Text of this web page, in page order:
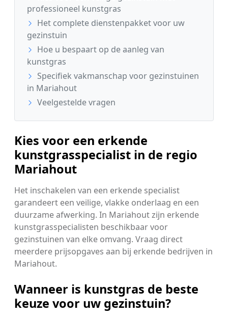
professioneel kunstgras
Het complete dienstenpakket voor uw
gezinstuin
Hoe u bespaart op de aanleg van
kunstgras
Specifiek vakmanschap voor gezinstuinen
in Mariahout
Veelgestelde vragen
Kies voor een erkende
kunstgrasspecialist in de regio
Mariahout
Het inschakelen van een erkende specialist
garandeert een veilige, vlakke onderlaag en een
duurzame afwerking. In Mariahout zijn erkende
kunstgrasspecialisten beschikbaar voor
gezinstuinen van elke omvang. Vraag direct
meerdere prijsopgaves aan bij erkende bedrijven in
Mariahout.
Wanneer is kunstgras de beste
keuze voor uw gezinstuin?